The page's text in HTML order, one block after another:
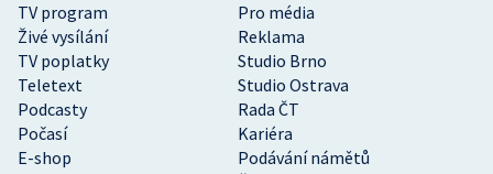
TV program
Pro média
Živé vysílání
Reklama
TV poplatky
Studio Brno
Teletext
Studio Ostrava
Podcasty
Rada ČT
Počasí
Kariéra
E-shop
Podávání námětů